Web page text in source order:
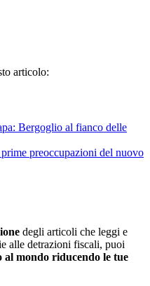
articolo:
Bergoglio al fianco delle
preoccupazioni del nuovo
degli articoli che leggi e
alle detrazioni fiscali, puoi
mondo riducendo le tue